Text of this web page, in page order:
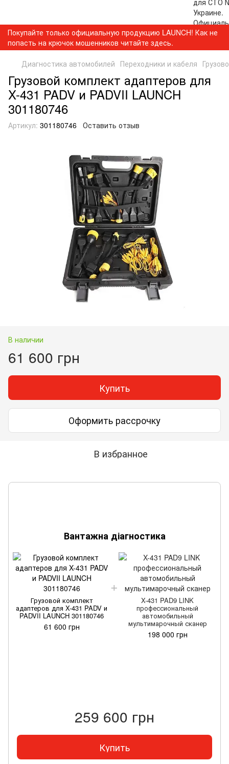
Покупайте только официальную продукцию LAUNCH! Как не
попасть на крючок мошенников читайте здесь.
Диагностика автомобилей Переходники и кабеля
Грузовой комплект адаптеров для
X-431 PADV и PADVII LAUNCH
301180746
Артикул: 301180746 Оставить отзыв
В наличии
61 600 грн
Купить
Оформить рассрочку
В избранное
Вантажна діагностика
Грузовой комплект
адаптеров для X-431 PADV и
PADVII LAUNCH 301180746
61 600 грн
X-431 PAD9 LINK
профессиональный
автомобильный
мультимарочный сканер
198 000 грн
259 600 грн
Купить